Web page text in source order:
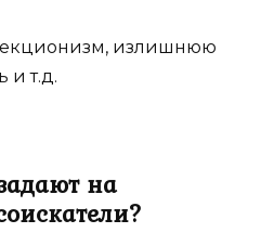
излишнюю
и т.д.
на